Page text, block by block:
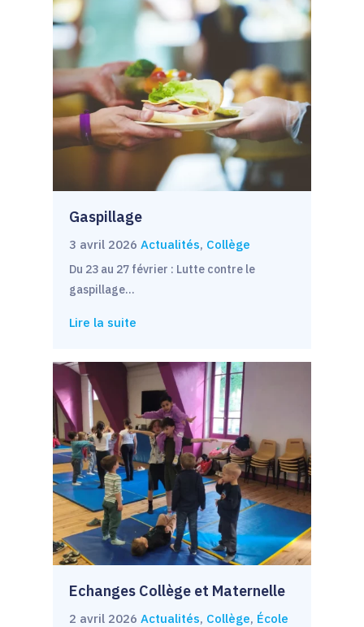
Gaspillage
3 avril 2026 Actualités, Collège
Du 23 au 27 février : Lutte contre le
gaspillage…
Lire la suite
Echanges Collège et Maternelle
2 avril 2026 Actualités, Collège, École